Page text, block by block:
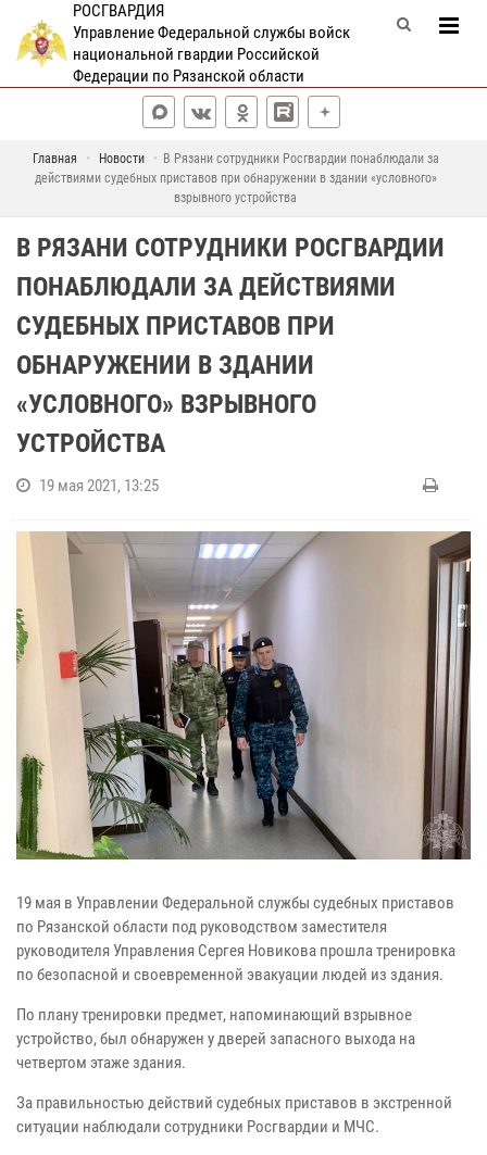
РОСГВАРДИЯ
Управление Федеральной службы войск
национальной гвардии Российской
Федерации по Рязанской области
Главная Новости
В Рязани сотрудники Росгвардии понаблюдали за
действиями судебных приставов при обнаружении в здании «условного»
взрывного устройства
В РЯЗАНИ СОТРУДНИКИ РОСГВАРДИИ
ПОНАБЛЮДАЛИ ЗА ДЕЙСТВИЯМИ
СУДЕБНЫХ ПРИСТАВОВ ПРИ
ОБНАРУЖЕНИИ В ЗДАНИИ
«УСЛОВНОГО» ВЗРЫВНОГО
УСТРОЙСТВА
19 мая 2021, 13:25
19 мая в Управлении Федеральной службы судебных приставов
по Рязанской области под руководством заместителя
руководителя Управления Сергея Новикова прошла тренировка
по безопасной и своевременной эвакуации людей из здания.
По плану тренировки предмет, напоминающий взрывное
устройство, был обнаружен у дверей запасного выхода на
четвертом этаже здания.
За правильностью действий судебных приставов в экстренной
ситуации наблюдали сотрудники Росгвардии и МЧС.